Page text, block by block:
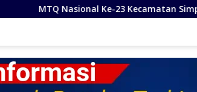
Kecamatan Simpang Empat: Ikhtiar